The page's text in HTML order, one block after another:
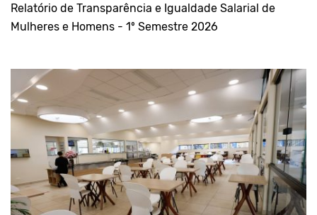
Relatório de Transparência e Igualdade Salarial de
Mulheres e Homens - 1º Semestre 2026